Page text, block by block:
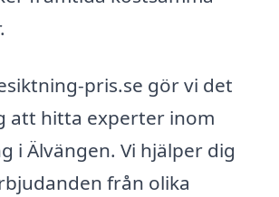
pris.se gör vi det
att hitta experter inom
i Älvängen. Vi hjälper dig
från olika